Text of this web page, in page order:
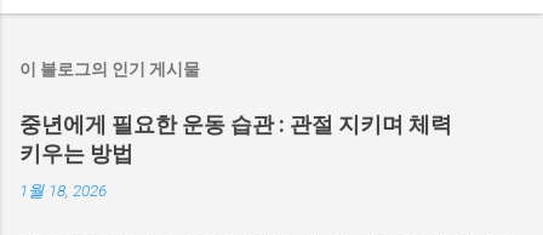
이 블로그의 인기 게시물
중년에게 필요한 운동 습관 : 관절 지키며 체력
키우는 방법
1월 18, 2026